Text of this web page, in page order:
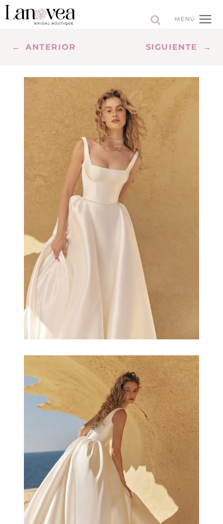
Saltar
al
MENÚ
← ANTERIOR SIGUIENTE →